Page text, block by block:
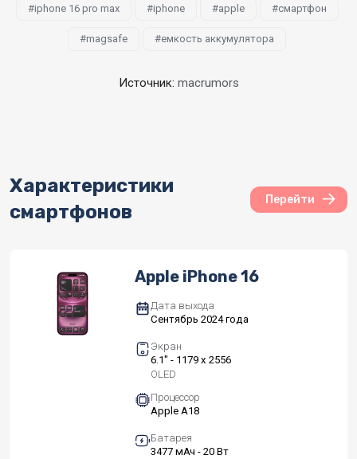
iphone 16 pro max iphone apple смартфон
magsafe емкость аккумулятора
Источник: macrumors
Характеристики
смартфонов
Перейти
Apple iPhone 16
Дата выхода
Сентябрь 2024 года
Экран
6.1" - 1179 x 2556
OLED
Процессор
Apple A18
Батарея
3477 мАч - 20 Вт